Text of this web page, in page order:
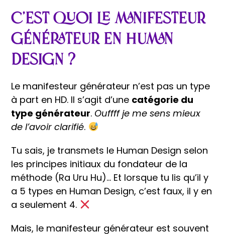
C’est quoi le manifesteur
générateur en Human
Design ?
Le manifesteur générateur n’est pas un type
à part en HD. Il s’agit d’une catégorie du
type générateur. Ouffff je me sens mieux
de l’avoir clarifié.
Tu sais, je transmets le Human Design selon
les principes initiaux du fondateur de la
méthode (Ra Uru Hu)… Et lorsque tu lis qu’il y
a 5 types en Human Design, c’est faux, il y en
a seulement 4.
Mais, le manifesteur générateur est souvent